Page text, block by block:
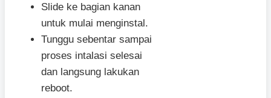
Slide ke bagian kanan
untuk mulai menginstal.
Tunggu sebentar sampai
proses intalasi selesai
dan langsung lakukan
reboot.